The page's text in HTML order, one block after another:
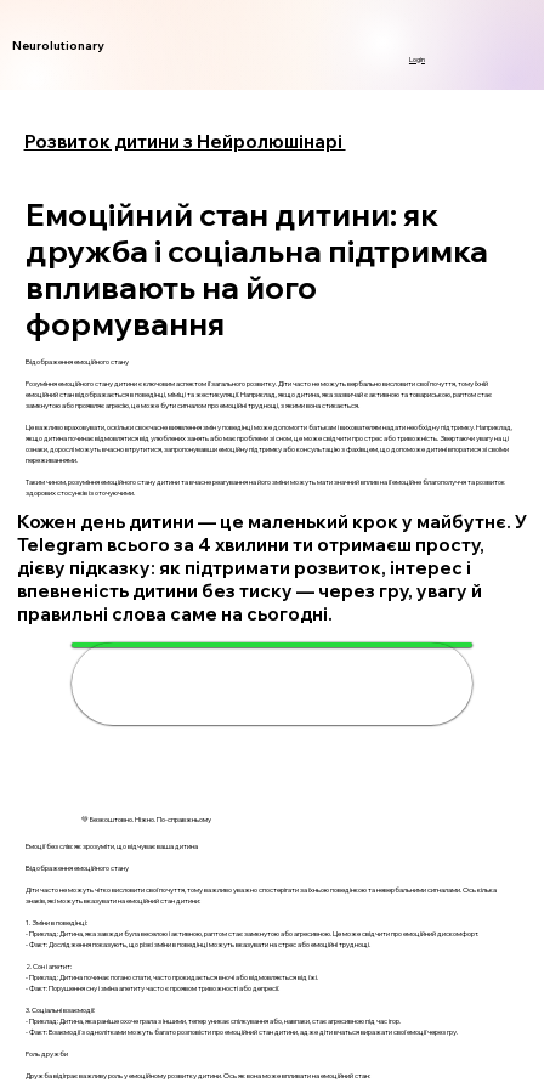
Neurolutionary
Login
Розвиток дитини з Нейролюшінарі
Емоційний стан дитини: як
дружба і соціальна підтримка
впливають на його
формування
Кожен день дитини — це маленький крок у майбутнє. У
Telegram всього за 4 хвилини ти отримаєш просту,
дієву підказку: як підтримати розвиток, інтерес і
впевненість дитини без тиску — через гру, увагу й
правильні слова саме на сьогодні.
💚 Безкоштовно. Ніжно. По-справжньому
Відображення емоційного стану
Розуміння емоційного стану дитини є ключовим аспектом її загального розвитку. Діти часто не можуть вербально висловити свої почуття, тому їхній
емоційний стан відображається в поведінці, міміці та жестикуляції. Наприклад, якщо дитина, яка зазвичай є активною та товариською, раптом стає
замкнутою або проявляє агресію, це може бути сигналом про емоційні труднощі, з якими вона стикається.
Це важливо враховувати, оскільки своєчасне виявлення змін у поведінці може допомогти батькам і вихователям надати необхідну підтримку. Наприклад,
якщо дитина починає відмовлятися від улюблених занять або має проблеми зі сном, це може свідчити про стрес або тривожність. Звертаючи увагу на ці
ознаки, дорослі можуть вчасно втрутитися, запропонувавши емоційну підтримку або консультацію з фахівцем, що допоможе дитині впоратися зі своїми
переживаннями.
Таким чином, розуміння емоційного стану дитини та вчасне реагування на його зміни можуть мати значний вплив на її емоційне благополуччя та розвиток
здорових стосунків із оточуючими.
Емоції без слів: як зрозуміти, що відчуває ваша дитина
Відображення емоційного стану
Діти часто не можуть чітко висловити свої почуття, тому важливо уважно спостерігати за їхньою поведінкою та невербальними сигналами. Ось кілька
знаків, які можуть вказувати на емоційний стан дитини:
1. Зміни в поведінці:
- Приклад: Дитина, яка завжди була веселою і активною, раптом стає замкнутою або агресивною. Це може свідчити про емоційний дискомфорт.
- Факт: Дослідження показують, що різкі зміни в поведінці можуть вказувати на стрес або емоційні труднощі.
2. Сон і апетит:
- Приклад: Дитина починає погано спати, часто прокидається вночі або відмовляється від їжі.
- Факт: Порушення сну і зміна апетиту часто є проявом тривожності або депресії.
3. Соціальні взаємодії:
- Приклад: Дитина, яка раніше охоче грала з іншими, тепер уникає спілкування або, навпаки, стає агресивною під час ігор.
- Факт: Взаємодії з однолітками можуть багато розповісти про емоційний стан дитини, адже діти вчаться виражати свої емоції через гру.
Роль дружби
Дружба відіграє важливу роль у емоційному розвитку дитини. Ось як вона може впливати на емоційний стан: